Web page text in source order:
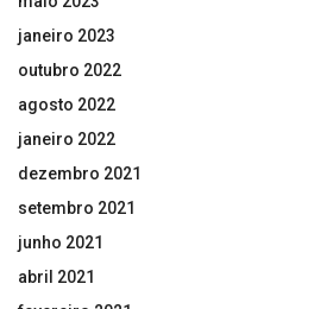
janeiro 2023
outubro 2022
agosto 2022
janeiro 2022
dezembro 2021
setembro 2021
junho 2021
abril 2021